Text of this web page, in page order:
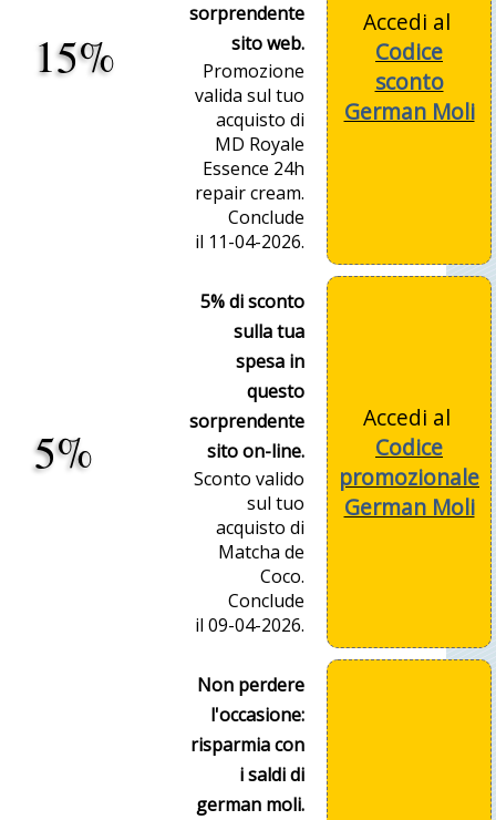
15%
sorprendente
sito web.
Promozione
valida sul tuo
acquisto di
MD Royale
Essence 24h
repair cream.
Conclude
il 11-04-2026.
Accedi al
Codice
sconto
German Moli
5%
5% di sconto
sulla tua
spesa in
questo
sorprendente
sito on-line.
Sconto valido
sul tuo
acquisto di
Matcha de
Coco.
Conclude
il 09-04-2026.
Accedi al
Codice
promozionale
German Moli
Non perdere
l'occasione:
risparmia con
i saldi di
german moli.